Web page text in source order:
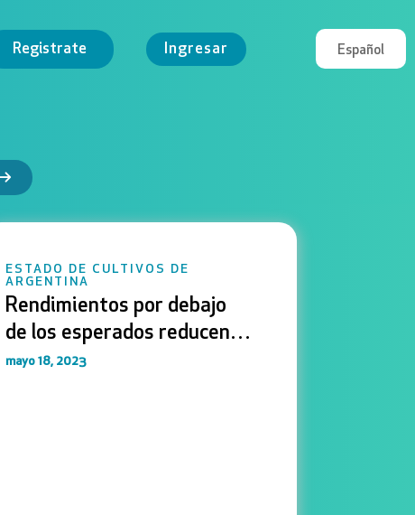
Registrate Ingresar English
Español
ESTADO DE CULTIVOS DE
ARGENTINA
Rendimientos por debajo
de los esperados reducen
nuevamente la proyección
mayo 18, 2023